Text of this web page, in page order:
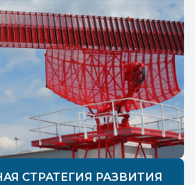
СТРАТЕГИЯ РАЗВИТИЯ